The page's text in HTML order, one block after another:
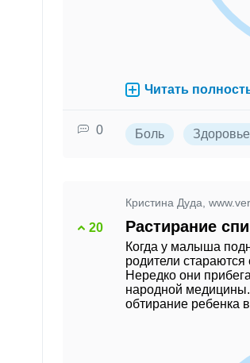
Читать
0 Боль
20
Кристина Дуда,
Растирание
Когда у малыша
родители стараются
Нередко они
народной
обтирание ребенка